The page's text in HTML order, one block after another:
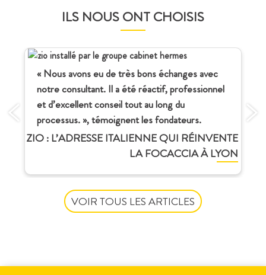
ILS NOUS ONT CHOISIS
« Nous avons eu de très bons échanges avec
notre consultant. Il a été réactif, professionnel
et d’excellent conseil tout au long du
processus. », témoignent les fondateurs.
ZIO : L’ADRESSE ITALIENNE QUI RÉINVENTE
LA FOCACCIA À LYON
VOIR TOUS LES ARTICLES